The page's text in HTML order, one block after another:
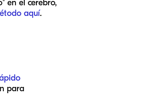
en el cerebro,
aquí.
para